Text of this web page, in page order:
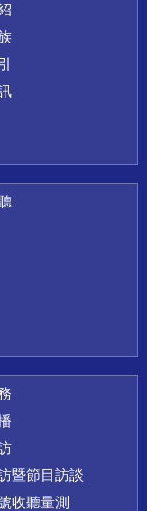
暨節目訪談
收聽量測